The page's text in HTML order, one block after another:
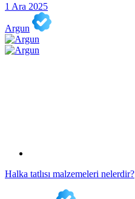
1 Ara 2025
Argun
Halka tatlısı malzemeleri nelerdir?